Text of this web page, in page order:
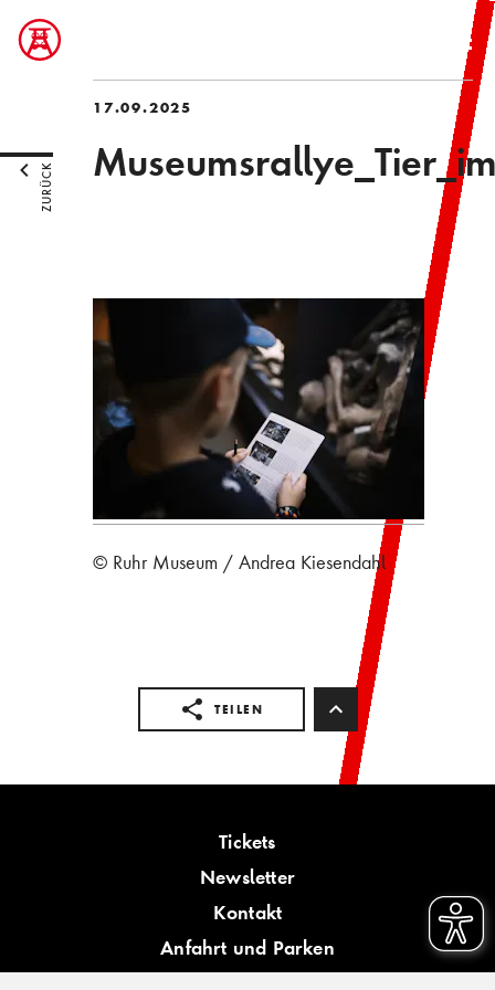
17.09.2025
© Ruhr Museum / Andrea Kiesendahl
TEILEN
ZURÜCK
Tickets
Newsletter
Kontakt
Anfahrt und Parken